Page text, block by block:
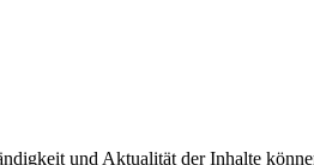
und Aktualität der Inhalte